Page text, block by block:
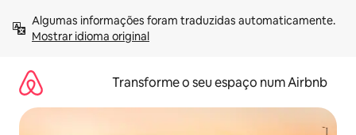
para
Mostrar idioma original
Transforme o seu espaço num Airbnb